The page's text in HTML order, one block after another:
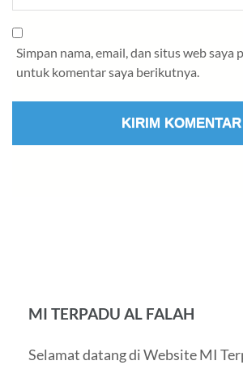
Simpan nama, email, dan situs web saya
untuk komentar saya berikutnya.
MI TERPADU AL FALAH
Selamat datang di Website MI